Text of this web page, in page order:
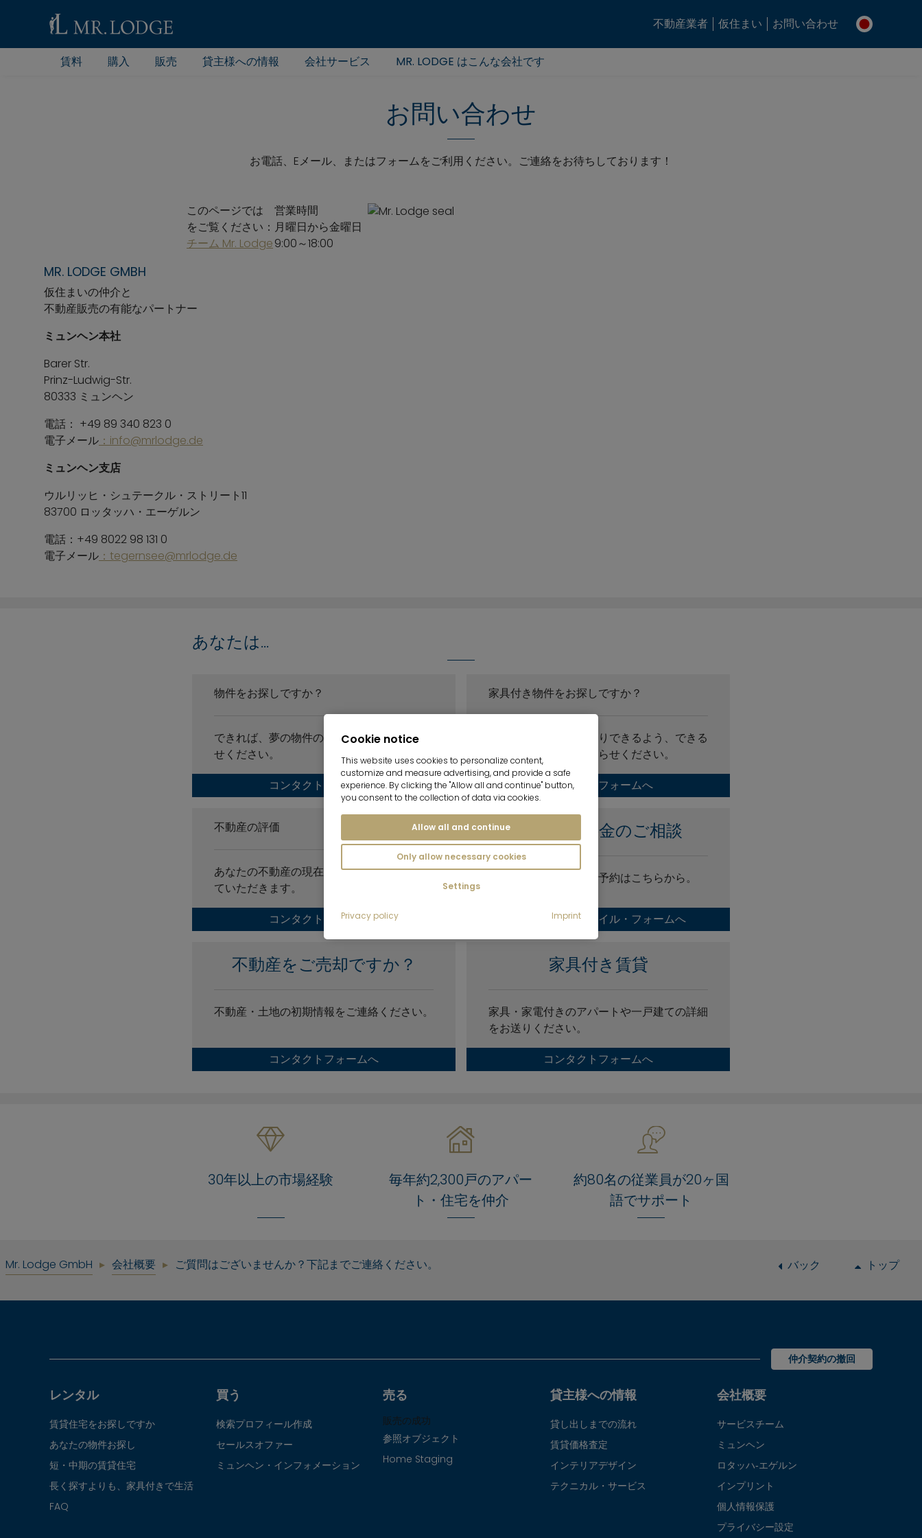
不動産業者 仮住まい お問い合わせ
賃料 購入 販売 貸主様への情報 会社サービス MR. LODGE はこんな会社です
お問い合わせ
お電話、Eメール、またはフォームをご利用ください。ご連絡をお待ちしております！
このページでは
をご覧ください：
チーム Mr. Lodge
営業時間
月曜日から金曜日
9:00～18:00
MR. LODGE GMBH
仮住まいの仲介と
不動産販売の有能なパートナー
ミュンヘン本社
Barer Str.
Prinz-Ludwig-Str.
80333 ミュンヘン
電話： +49 89 340 823 0
電子メール ：info@mrlodge.de
ミュンヘン支店
ウルリッヒ・シュテークル・ストリート11
83700 ロッタッハ・エーゲルン
電話：+49 8022 98 131 0
電子メール ：tegernsee@mrlodge.de
あなたは...
物件をお探しですか？
できれば、夢の物件の具体的な詳細をお知ら
せください。
コンタクトフォームへ
家具付き物件をお探しですか？
適切なオファーをお送りできるよう、できる
だけ多くの情報をお知らせください。
コンタクトフォームへ
不動産の評価
あなたの不動産の現在の市場価値を判断させ
ていただきます。
コンタクトフォームへ
レンタル料金のご相談
現地での個別相談のご予約はこちらから。
アカウント・ファイル・フォームへ
不動産をご売却ですか？
不動産・土地の初期情報をご連絡ください。
コンタクトフォームへ
家具付き賃貸
家具・家電付きのアパートや一戸建ての詳細
をお送りください。
コンタクトフォームへ
30年以上の市場経験
毎年約2,300戸のアパー
ト・住宅を仲介
約80名の従業員が20ヶ国
語でサポート
Mr. Lodge GmbH 会社概要 ご質問はございませんか？下記までご連絡ください。 バック トップ
仲介契約の撤回
レンタル
賃貸住宅をお探しですか
あなたの物件お探し
短・中期の賃貸住宅
長く探すよりも、家具付きで生活
FAQ
買う
検索プロフィール作成
セールスオファー
ミュンヘン・インフォメーション
売る
販売の成功
参照オブジェクト
Home Staging
貸主様への情報
貸し出しまでの流れ
賃貸価格査定
インテリアデザイン
テクニカル・サービス
会社概要
サービスチーム
ミュンヘン
ロタッハ‐エゲルン
インプリント
個人情報保護
プライバシー設定
Cookie notice
This website uses cookies to personalize content,
customize and measure advertising, and provide a safe
experience. By clicking the "Allow all and continue" button,
you consent to the collection of data via cookies.
Allow all and continue
Only allow necessary cookies
Settings
Privacy policy Imprint